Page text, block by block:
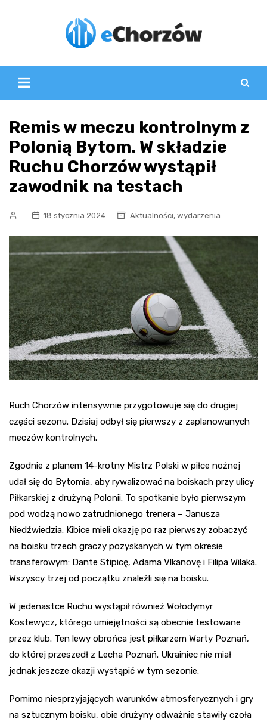
Remis w meczu kontrolnym z
Polonią Bytom. W składzie
Ruchu Chorzów wystąpił
zawodnik na testach
18 stycznia 2024 Aktualności, wydarzenia
Ruch Chorzów intensywnie przygotowuje się do drugiej
części sezonu. Dzisiaj odbył się pierwszy z zaplanowanych
meczów kontrolnych.
Zgodnie z planem 14-krotny Mistrz Polski w piłce nożnej
udał się do Bytomia, aby rywalizować na boiskach przy ulicy
Piłkarskiej z drużyną Polonii. To spotkanie było pierwszym
pod wodzą nowo zatrudnionego trenera – Janusza
Niedźwiedzia. Kibice mieli okazję po raz pierwszy zobaczyć
na boisku trzech graczy pozyskanych w tym okresie
transferowym: Dante Stipicę, Adama Vlkanovę i Filipa Wilaka.
Wszyscy trzej od początku znaleźli się na boisku.
W jedenastce Ruchu wystąpił również Wołodymyr
Kostewycz, którego umiejętności są obecnie testowane
przez klub. Ten lewy obrońca jest piłkarzem Warty Poznań,
do której przeszedł z Lecha Poznań. Ukrainiec nie miał
jednak jeszcze okazji wystąpić w tym sezonie.
Pomimo niesprzyjających warunków atmosferycznych i gry
na sztucznym boisku, obie drużyny odważnie stawiły czoła